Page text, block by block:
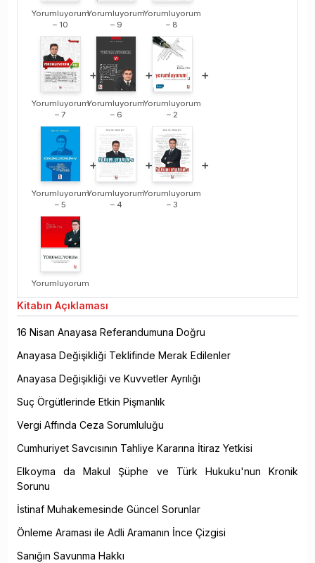
Yorumluyorum
– 10
Yorumluyorum
– 9
Yorumluyorum
– 8
Yorumluyorum
– 7
+
Yorumluyorum
– 6
+
Yorumluyorum
– 2
+
Yorumluyorum
– 5
+
Yorumluyorum
– 4
+
Yorumluyorum
– 3
+
Yorumluyorum
Kitabın Açıklaması
16 Nisan Anayasa Referandumuna Doğru
Anayasa Değişikliği Teklifinde Merak Edilenler
Anayasa Değişikliği ve Kuvvetler Ayrılığı
Suç Örgütlerinde Etkin Pişmanlık
Vergi Affında Ceza Sorumluluğu
Cumhuriyet Savcısının Tahliye Kararına İtiraz Yetkisi
Elkoyma da Makul Şüphe ve Türk Hukuku'nun Kronik
Sorunu
İstinaf Muhakemesinde Güncel Sorunlar
Önleme Araması ile Adli Aramanın İnce Çizgisi
Sanığın Savunma Hakkı